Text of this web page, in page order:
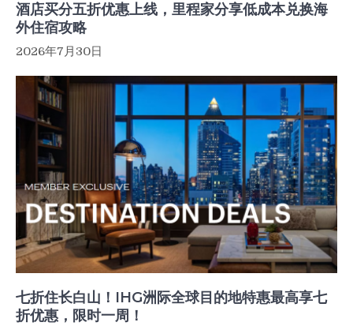
酒店买分五折优惠上线，里程家分享低成本兑换海
外住宿攻略
2026年7月30日
七折住长白山！IHG洲际全球目的地特惠最高享七
折优惠，限时一周！